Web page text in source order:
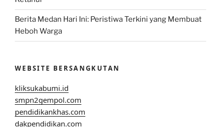
Berita Medan Hari Ini: Peristiwa Terkini yang Membuat
Heboh Warga
WEBSITE BERSANGKUTAN
kliksukabumi.id
smpn2gempol.com
pendidikankhas.com
dakpendidikan.com